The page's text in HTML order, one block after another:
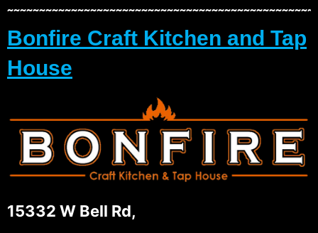
Bonfire Craft Kitchen and Tap
House
15332 W Bell Rd,